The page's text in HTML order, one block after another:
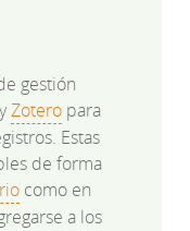
gestión
Zoteropara
Estas
de forma
como en
a los